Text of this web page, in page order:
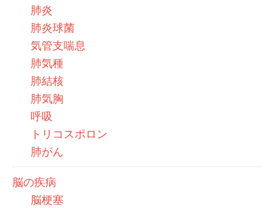
肺炎
肺炎球菌
気管支喘息
肺気種
肺結核
肺気胸
呼吸
トリコスポロン
肺がん
脳の疾病
脳梗塞